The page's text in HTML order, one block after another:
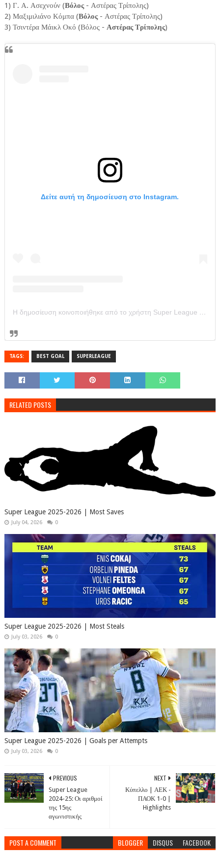
1) Γ. Α. Ασεχνούν (Βόλος- Αστέρας Τρίπολης)
2) Μαξιμιλιάνο Κόμπα (Βόλος- Αστέρας Τρίπολης)
3) Τσιντέρα Μάικλ Οκό (Βόλος - Αστέρας Τρίπολης)
Δείτε αυτή τη δημοσίευση στο Instagram.
Η δημοσίευση κοινοποιήθηκε από το χρήστη Super League Greece (@super_league_gr)
TAGS: BEST GOAL SUPERLEAGUE
RELATED POSTS
Super League 2025-2026 | Most Saves
July 04, 2026 0
Super League 2025-2026 | Most Steals
July 03, 2026 0
Super League 2025-2026 | Goals per Attempts
July 03, 2026 0
NEXT
Κύπελλο | ΑΕΚ -
ΠΑΟΚ 1-0 |
Highlights
PREVIOUS
Super League
2024-25: Οι αριθμοί
της 15ης
αγωνιστικής
POST A COMMENT BLOGGER DISQUS FACEBOOK